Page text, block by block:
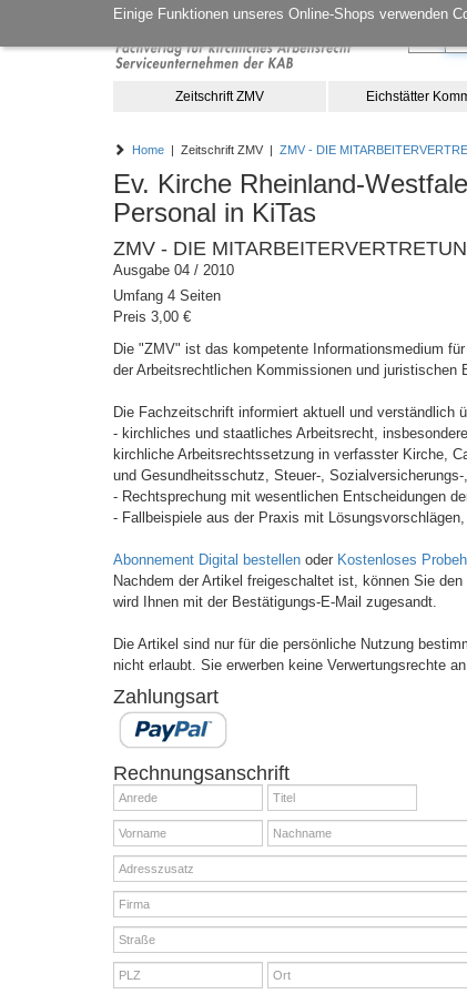
Einige Funktionen unseres Online-Shops verwenden
Zeitschrift ZMV Eichstätter
Home | Zeitschrift ZMV | ZMV - DIE
Ev. Kirche Rheinland-
Personal in KiTas
ZMV - DIE
Ausgabe 04 / 2010
Umfang 4 Seiten
Preis 3,00 €
Die "ZMV" ist das kompetente Informationsmedium
der Arbeitsrechtlichen Kommissionen und juristischen
Die Fachzeitschrift informiert aktuell und verständlich
- kirchliches und staatliches Arbeitsrecht,
kirchliche Arbeitsrechtssetzung in verfasster Kirche,
und Gesundheitsschutz, Steuer-,
- Rechtsprechung mit wesentlichen Entscheidungen
- Fallbeispiele aus der Praxis mit
Abonnement Digital bestellen oder Kostenloses
Nachdem der Artikel freigeschaltet ist, können Sie
wird Ihnen mit der Bestätigungs-E-Mail zugesandt.
Die Artikel sind nur für die persönliche Nutzung
nicht erlaubt. Sie erwerben keine Verwertungsrechte
Zahlungsart
Rechnungsanschrift